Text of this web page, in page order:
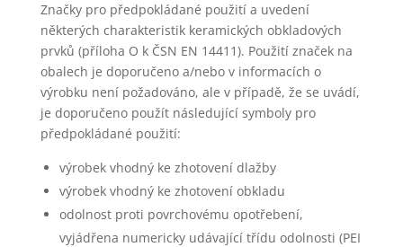
Značky pro předpokládané použití a uvedení
některých charakteristik keramických obkladových
prvků (příloha O k ČSN EN 14411). Použití značek na
obalech je doporučeno a/nebo v informacích o
výrobku není požadováno, ale v případě, že se uvádí,
je doporučeno použít následující symboly pro
předpokládané použití:
výrobek vhodný ke zhotovení dlažby
výrobek vhodný ke zhotovení obkladu
odolnost proti povrchovému opotřebení,
vyjádřena numericky udávající třídu odolnosti (PEI